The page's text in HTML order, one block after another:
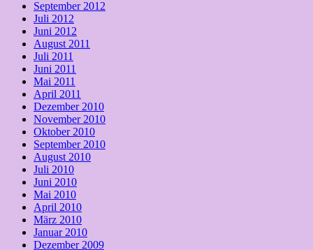
September 2012
Juli 2012
Juni 2012
August 2011
Juli 2011
Juni 2011
Mai 2011
April 2011
Dezember 2010
November 2010
Oktober 2010
September 2010
August 2010
Juli 2010
Juni 2010
Mai 2010
April 2010
März 2010
Januar 2010
Dezember 2009